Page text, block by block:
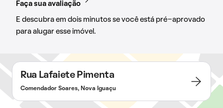
Faça sua avaliação
E descubra em dois minutos se você está pré-aprovado
para alugar esse imóvel.
Rua Lafaiete Pimenta
Comendador Soares, Nova Iguaçu